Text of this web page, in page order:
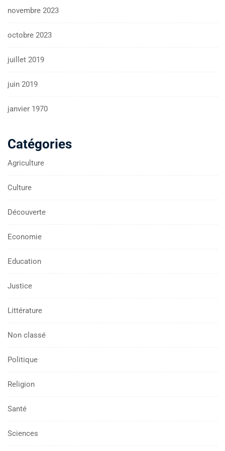
novembre 2023
octobre 2023
juillet 2019
juin 2019
janvier 1970
Catégories
Agriculture
Culture
Découverte
Economie
Education
Justice
Littérature
Non classé
Politique
Religion
Santé
Sciences